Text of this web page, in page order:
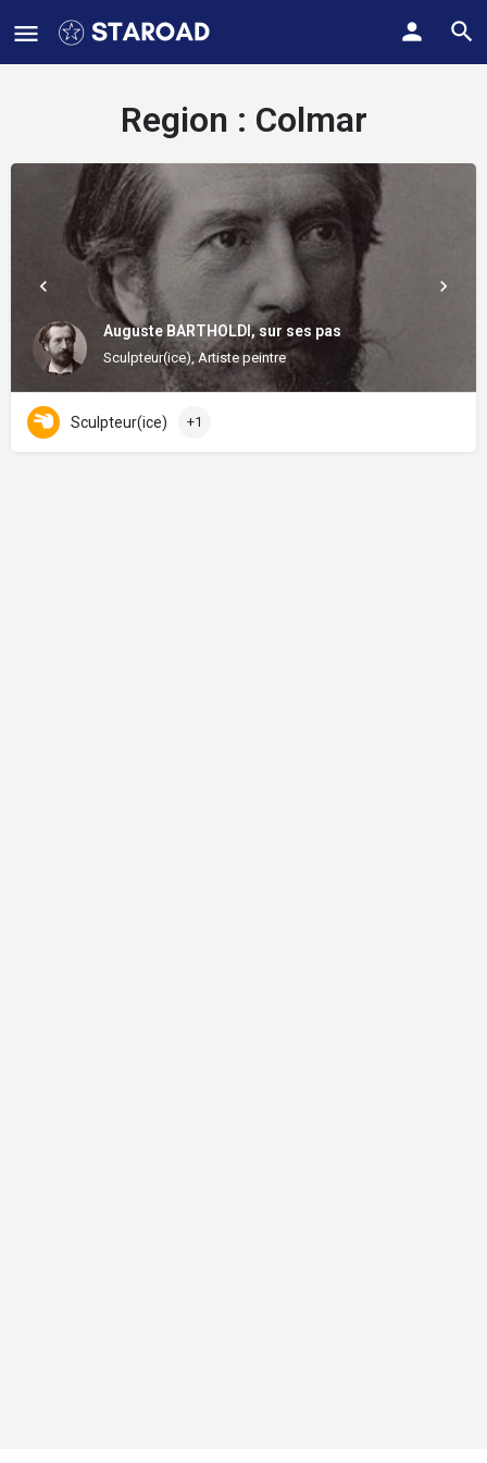
Region : Colmar
Auguste BARTHOLDI, sur ses pas
Sculpteur(ice), Artiste peintre
Sculpteur(ice) +1